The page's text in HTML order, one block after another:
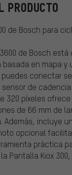
PRODUCTO
de Bosch para
de Bosch
en mapa
conectar
de
320 píxeles
de 66 mm de
incluye
opcional
práctica
Pantalla Kiox